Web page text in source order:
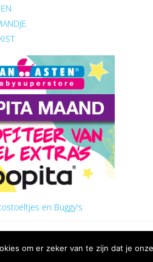
om er zeker van te zijn dat je